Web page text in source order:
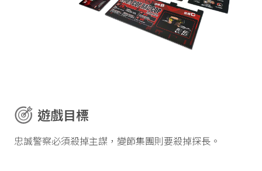
遊戲目標
忠誠警察必須殺掉主謀，變節集團則要殺掉探長。